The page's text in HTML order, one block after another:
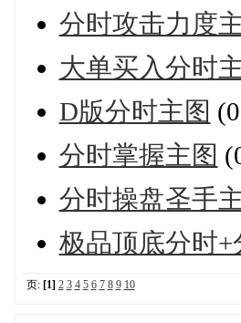
分时攻击力度
大单买入分时
D版分时主图
分时掌握主图
分时操盘圣手
极品顶底分时
页: [1] 2 3 4 5 6 7 8 9 10